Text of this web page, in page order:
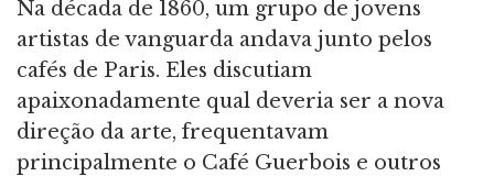
Na década de 1860, um grupo de jovens
artistas de vanguarda andava junto pelos
cafés de Paris. Eles discutiam
apaixonadamente qual deveria ser a nova
direção da arte, frequentavam
principalmente o Café Guerbois e outros